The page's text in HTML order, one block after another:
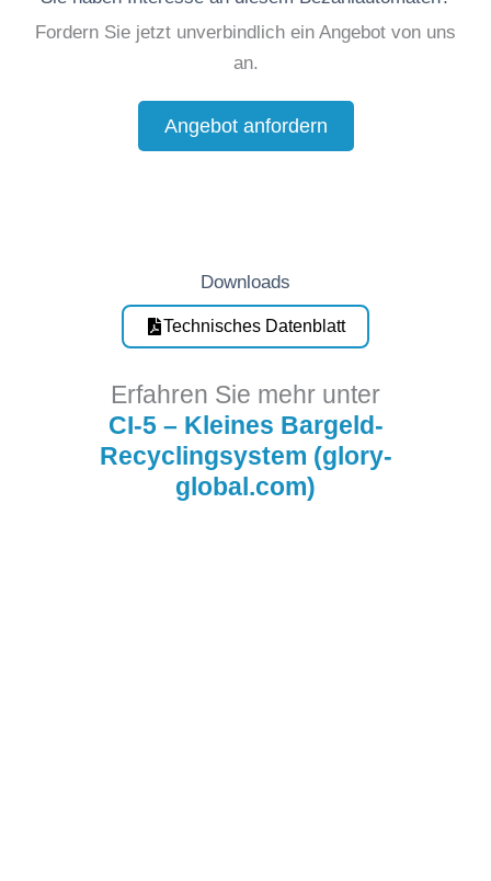
Fordern Sie jetzt unverbindlich ein Angebot von uns
an.
Angebot anfordern
Downloads
Technisches Datenblatt
Erfahren Sie mehr unter
CI-5 – Kleines Bargeld-
Recyclingsystem (glory-
global.com)